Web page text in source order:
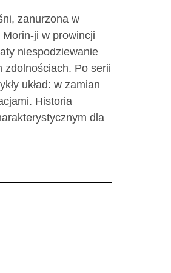
zanurzona w
ji w prowincji
niespodziewanie
zdolnościach. Po serii
układ: w zamian
Historia
dla